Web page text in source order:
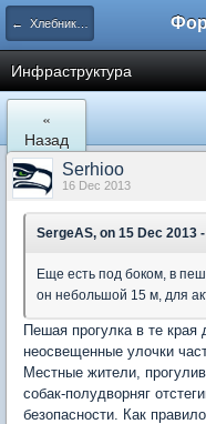
← Хлебниково
Инфраструктура
«
Назад
Serhioo
16 Dec 2013
SergeAS, on 15 Dec 2013
Еще есть под боком, в
он небольшой 15 м, для
Пешая прогулка в те края
неосвещенные улочки
Местные жители,
собак-полудворняг
безопасности. Как